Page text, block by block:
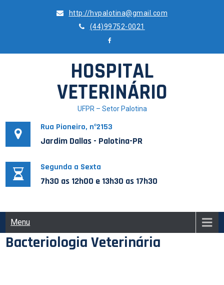
http://hvpalotina@gmail.com
(44)99752-0021
HOSPITAL
VETERINÁRIO
UFPR – Setor Palotina
Rua Pioneiro, nº2153
Jardim Dallas - Palotina-PR
Segunda a Sexta
7h30 as 12h00 e 13h30 as 17h30
Menu
Bacteriologia Veterinária